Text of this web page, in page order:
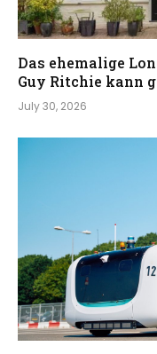
Das ehemalige
Guy Ritchie kann
July 30, 2026